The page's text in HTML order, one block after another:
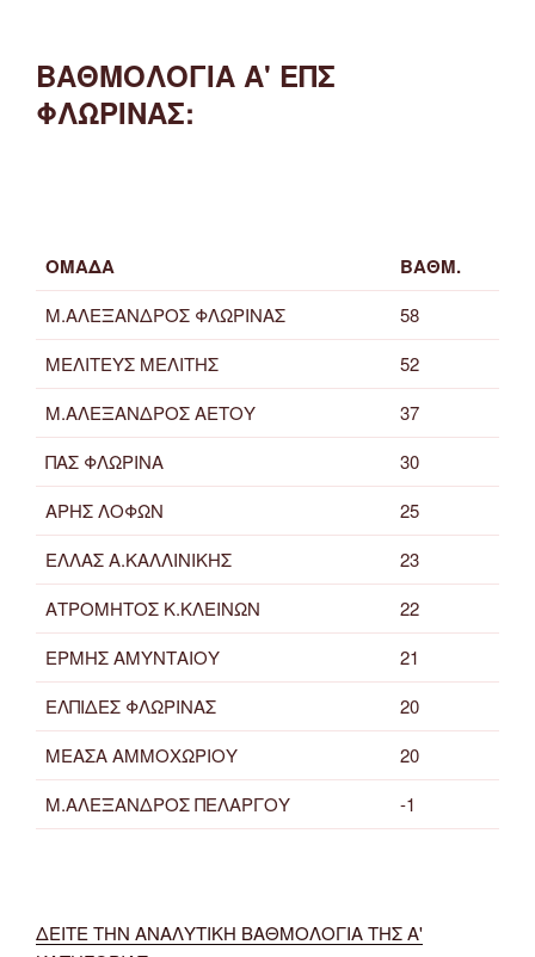
ΒΑΘΜΟΛΟΓΙΑ Α' ΕΠΣ
ΦΛΩΡΙΝΑΣ:
ΟΜΑΔΑ ΒΑΘΜ.
Μ.ΑΛΕΞΑΝΔΡΟΣ ΦΛΩΡΙΝΑΣ
58
ΜΕΛΙΤΕΥΣ ΜΕΛΙΤΗΣ
52
Μ.ΑΛΕΞΑΝΔΡΟΣ ΑΕΤΟΥ
37
ΠΑΣ ΦΛΩΡΙΝΑ
30
ΑΡΗΣ ΛΟΦΩΝ
25
ΕΛΛΑΣ Α.ΚΑΛΛΙΝΙΚΗΣ
23
ΑΤΡΟΜΗΤΟΣ Κ.ΚΛΕΙΝΩΝ
22
ΕΡΜΗΣ ΑΜΥΝΤΑΙΟΥ
21
ΕΛΠΙΔΕΣ ΦΛΩΡΙΝΑΣ
20
ΜΕΑΣΑ ΑΜΜΟΧΩΡΙΟΥ
20
Μ.ΑΛΕΞΑΝΔΡΟΣ ΠΕΛΑΡΓΟΥ
-1
ΔΕΙΤΕ ΤΗΝ ΑΝΑΛΥΤΙΚΗ ΒΑΘΜΟΛΟΓΙΑ ΤΗΣ Α'